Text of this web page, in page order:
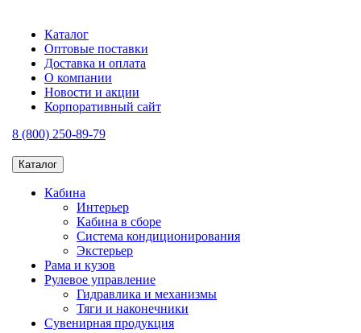
Каталог
Оптовые поставки
Доставка и оплата
О компании
Новости и акции
Корпоративный сайт
8 (800) 250-89-79
Каталог
Кабина
Интерьер
Кабина в сборе
Система кондиционирования
Экстерьер
Рама и кузов
Рулевое управление
Гидравлика и механизмы
Тяги и наконечники
Сувенирная продукция